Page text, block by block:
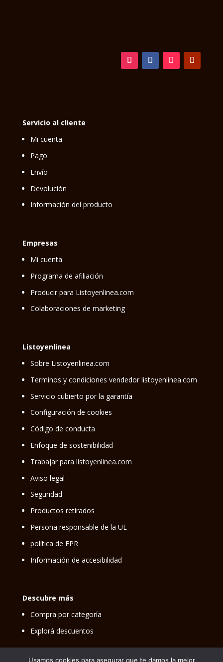
Servicio al cliente
Mi cuenta
Pago
Envío
Devolución
Información del producto
Empresas
Mi cuenta
Programa de afiliación
Producir para Listoyenlinea.com
Colaboraciones de marketing
Listoyenlinea
Sobre Listoyenlinea.com
Terminos y condiciones vendedor listoyenlinea.com
Servicio cubierto por la garantía
Configuración de cookies
Código de conducta
Enfoque de sostenibilidad
Trabajar para listoyenlinea.com
Aviso legal
Seguridad
Productos retirados
Persona responsable de la UE
política de EPR
Información de accesibilidad
Descubre más
Compra por categoría
Explorá descuentos
Usamos cookies para asegurar que te damos la mejor